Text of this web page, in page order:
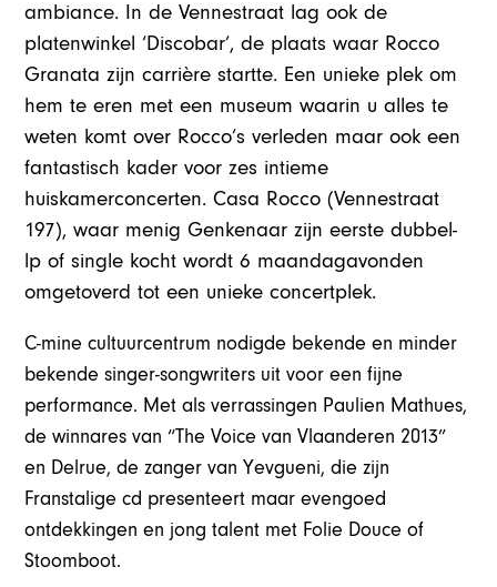
ambiance. In de Vennestraat lag ook de
platenwinkel ‘Discobar’, de plaats waar Rocco
Granata zijn carrière startte. Een unieke plek om
hem te eren met een museum waarin u alles te
weten komt over Rocco’s verleden maar ook een
fantastisch kader voor zes intieme
huiskamerconcerten. Casa Rocco (Vennestraat
197), waar menig Genkenaar zijn eerste dubbel-
lp of single kocht wordt 6 maandagavonden
omgetoverd tot een unieke concertplek.
C-mine cultuurcentrum nodigde bekende en minder
bekende singer-songwriters uit voor een fijne
performance. Met als verrassingen Paulien Mathues,
de winnares van “The Voice van Vlaanderen 2013”
en Delrue, de zanger van Yevgueni, die zijn
Franstalige cd presenteert maar evengoed
ontdekkingen en jong talent met Folie Douce of
Stoomboot.